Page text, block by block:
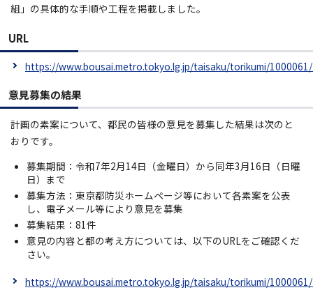
組」の具体的な手順や工程を掲載しました。
URL
https://www.bousai.metro.tokyo.lg.jp/taisaku/torikumi/
意見募集の結果
計画の素案について、都民の皆様の意見を募集した結果は次のと
おりです。
募集期間：令和7年2月14日（金曜日）から同年3月16日（日曜
日）まで
募集方法：東京都防災ホームページ等において各素案を公表
し、電子メール等により意見を募集
募集結果：81件
意見の内容と都の考え方については、以下のURLをご確認くだ
さい。
https://www.bousai.metro.tokyo.lg.jp/taisaku/torikumi/